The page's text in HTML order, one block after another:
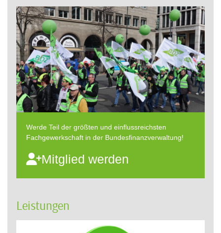
Werde Teil der größten und einflussreichsten
Fachgewerkschaft in der Bundesfinanzverwaltung!
Mitglied werden
Leistungen